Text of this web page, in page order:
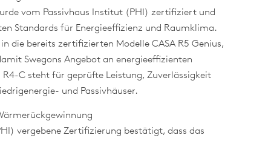
vom Passivhaus Institut (PHI) zertifiziert und
Standards für Energieeffizienz und Raumklima.
die bereits zertifizierten Modelle CASA R5 Genius,
Swegons Angebot an energieeffizienten
C steht für geprüfte Leistung, Zuverlässigkeit
und Passivhäuser.
vergebene Zertifizierung bestätigt, dass das